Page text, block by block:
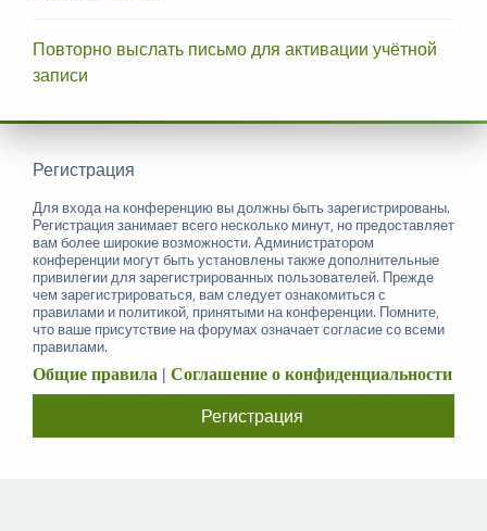
Повторно выслать письмо для активации учётной
записи
Регистрация
Для входа на конференцию вы должны быть зарегистрированы.
Регистрация занимает всего несколько минут, но предоставляет
вам более широкие возможности. Администратором
конференции могут быть установлены также дополнительные
привилегии для зарегистрированных пользователей. Прежде
чем зарегистрироваться, вам следует ознакомиться с
правилами и политикой, принятыми на конференции. Помните,
что ваше присутствие на форумах означает согласие со всеми
правилами.
Общие правила | Соглашение о конфиденциальности
Регистрация